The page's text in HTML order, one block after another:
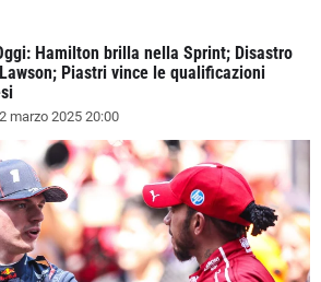
Hamilton brilla nella Sprint; Disastro
Piastri vince le qualificazioni
marzo 2025 20:00